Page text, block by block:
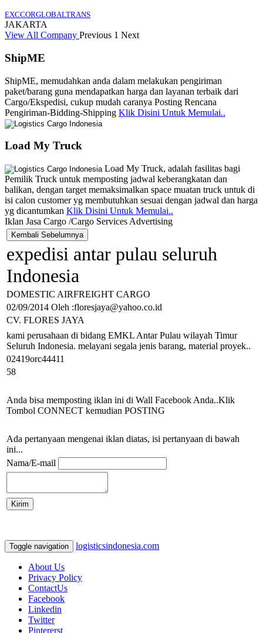
EXCCORGLOBALTRANS
JAKARTA
View All Company Previous 1 Next
ShipME
ShipME, memudahkan anda dalam melakukan pengiriman
paket/barang guna mendapatkan harga dan layanan terbaik dari
Cargo/Ekspedisi, cukup mudah caranya Posting Rencana
Pengiriman-Bidding-Shipping Klik Disini Untuk Memulai..
Load My Truck
Load My Truck, adalah fasilitas bagi
Pemilik Truck untuk memposting jadwal keberangkatan dan
balikan, dengan target memaksimalkan space muatan truck untuk di
isi calon customer yg membutuhkan sesuai dengan jadwal dan harga
yg dicantumkan Klik Disini Untuk Memulai..
Iklan Jasa Cargo /Cargo Services Advertising
expedisi antar pulau seluruh
Indonesia
DOMESTIC AIRFREIGHT CARGO
02/09/2014 Oleh :floresjaya@yahoo.co.id
CV. FLORES JAYA
kami perusahaan di bidang EMKL Antar Pulau wilayah Timur
Seluruh Indonesia. melayani segala jenis barang, material proyek..
02419orc44411
58
Anda bisa memposting iklan ini di Wall Facebook Anda..Klik
Tombol CONNECT kemudian POSTING
Ada pertanyaan mengenai iklan diatas, isi pertanyaan di bawah
ini...
Nama/E-mail
Toggle navigation logisticsindonesia.com
About Us
Privacy Policy
ContactUs
Facebook
Linkedin
Twitter
Pintererst